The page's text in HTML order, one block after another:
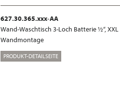
627.30.365.xxx-AA
Wand-Waschtisch 3-Loch Batterie ½“, XXL
Wandmontage
PRODUKT-DETAILSEITE